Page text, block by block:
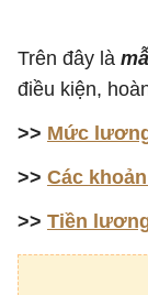
Trên đây là
điều kiện,
>> Mức
>> Các
>> Tiền